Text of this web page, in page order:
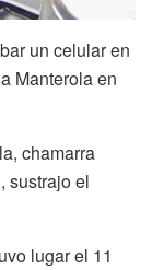
un celular en
Manterola en
chamarra
sustrajo el
lugar el 11